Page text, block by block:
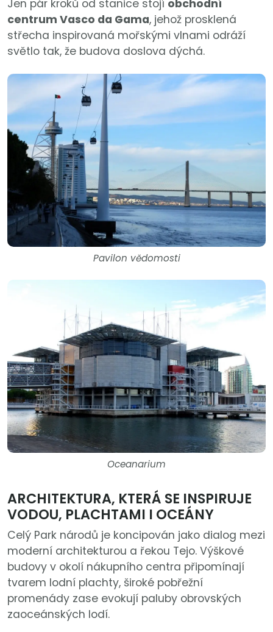
Jen pár kroků od stanice stojí obchodní
centrum Vasco da Gama, jehož prosklená
střecha inspirovaná mořskými vlnami odráží
světlo tak, že budova doslova dýchá.
Pavilon vědomosti
Oceanarium
ARCHITEKTURA, KTERÁ SE INSPIRUJE
VODOU, PLACHTAMI I OCEÁNY
Celý Park národů je koncipován jako dialog mezi
moderní architekturou a řekou Tejo. Výškové
budovy v okolí nákupního centra připomínají
tvarem lodní plachty, široké pobřežní
promenády zase evokují paluby obrovských
zaoceánských lodí.